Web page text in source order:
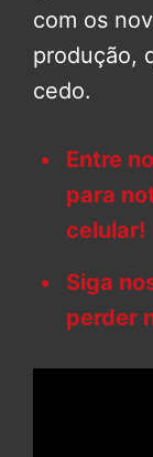
com os
produção,
cedo.
Entre
para
celular!
Siga
perder